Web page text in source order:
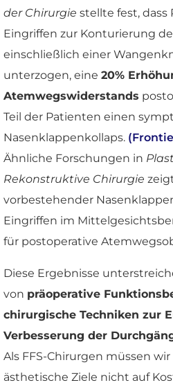
der Chirurgie stellte fest, dass
Eingriffen zur Konturierung
einschließlich einer
unterzogen, eine 20%
Atemwegswiderstands
Teil der Patienten einen
Nasenklappenkollaps.
Ähnliche Forschungen in
Rekonstruktive Chirurgie
vorbestehender
Eingriffen im
für postoperative
Diese Ergebnisse
von präoperative
chirurgische Techniken zur
Verbesserung der
Als FFS-Chirurgen müssen
ästhetische Ziele nicht auf